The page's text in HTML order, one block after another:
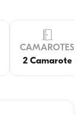
CAMAROTES
2 Camarote